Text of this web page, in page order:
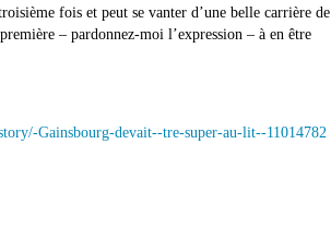
fois et peut se vanter d’une belle carrière de
– pardonnez-moi l’expression – à en être
Gainsbourg-devait--tre-super-au-lit--11014782